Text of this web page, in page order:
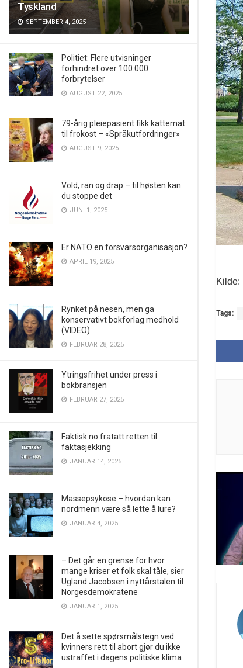
Tyskland
SEPTEMBER 4, 2025
Politiet: Flere utvisninger
forhindret over 100.000
forbrytelser
AUGUST 22, 2025
79-årig pleiepasient fikk kattemat
til frokost – «Språkutfordringer»
AUGUST 9, 2025
Vold, ran og drap – til høsten kan
du stoppe det
JUNI 1, 2025
Er NATO en forsvarsorganisasjon?
APRIL 19, 2025
Rynket på nesen, men ga
konservativt bokforlag medhold
(VIDEO)
FEBRUAR 28, 2025
Ytringsfrihet under press i
bokbransjen
FEBRUAR 27, 2025
Faktisk.no fratatt retten til
faktasjekking
JANUAR 14, 2025
Massepsykose – hvordan kan
nordmenn være så lette å lure?
JANUAR 4, 2025
– Det går en grense for hvor
mange kriser et folk skal tåle, sier
Ugland Jacobsen i nyttårstalen til
Norgesdemokratene
JANUAR 1, 2025
Det å sette spørsmålstegn ved
kvinners rett til abort gjør du ikke
ustraffet i dagens politiske klima
Kilde:
Tags: